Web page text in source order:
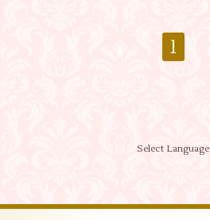
1
Select Language